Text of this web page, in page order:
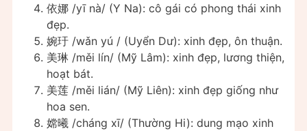
依娜 /yī nà/ (Y Na): cô gái có phong thái xinh
đẹp.
婉玗 /wǎn yú / (Uyển Dư): xinh đẹp, ôn thuận.
美琳 /měi lín/ (Mỹ Lâm): xinh đẹp, lương thiện,
hoạt bát.
美莲 /měi lián/ (Mỹ Liên): xinh đẹp giống như
hoa sen.
嫦曦 /cháng xī/ (Thường Hi): dung mạo xinh